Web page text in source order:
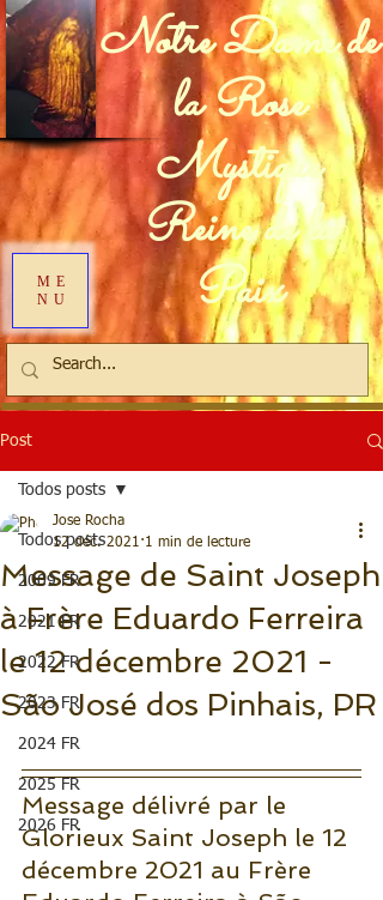
ME
NU
Notre Dame de
la Rose
Mystique
Reine de la
Paix
Post
Todos posts
2009 FR
2021 FR
2022 FR
2023 FR
2024 FR
2025 FR
2026 FR
Todos posts
Message de Saint Joseph
à Frère Eduardo Ferreira
le 12 décembre 2021 -
São José dos Pinhais, PR
Jose Rocha
12 déc. 2021 1 min de lecture
Message délivré par le
Glorieux Saint Joseph le 12
décembre 2021 au Frère